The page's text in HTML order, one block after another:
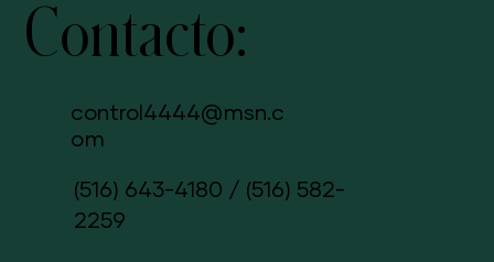
Contacto:
control4444@msn.c
om
(516) 643-4180 / (516) 582-
2259